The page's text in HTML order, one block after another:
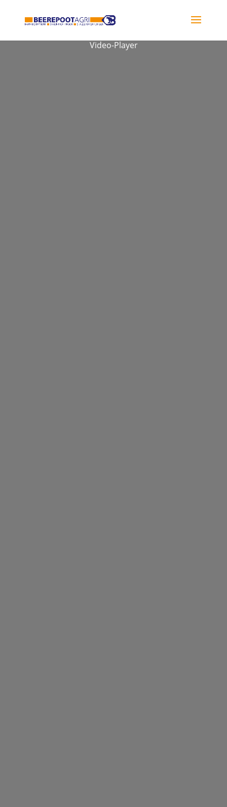
Video-Player